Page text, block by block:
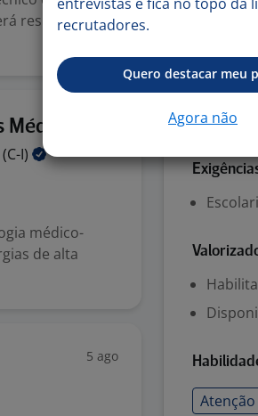
responsável
(C-I)
médico-
de alta
5 ago
recrutadores.
Quero destacar meu
Agora não